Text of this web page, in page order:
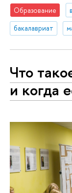
Образование
бакалавриат
Что
и когда